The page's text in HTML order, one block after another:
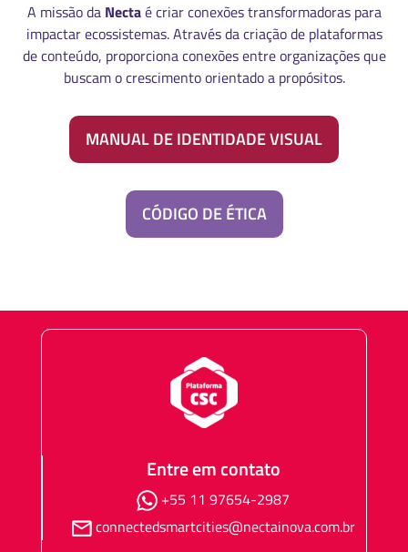
A missão da Nectaé criar conexões transformadoras para
impactar ecossistemas. Através da criação de plataformas
de conteúdo, proporciona conexões entre organizações que
buscam o crescimento orientado a propósitos.
MANUAL DE IDENTIDADE VISUAL
CÓDIGO DE ÉTICA
Entre em contato
+55 11 97654-2987
connectedsmartcities@nectainova.com.br